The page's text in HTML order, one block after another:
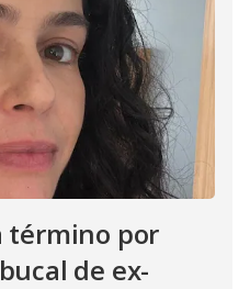
término por
de ex-